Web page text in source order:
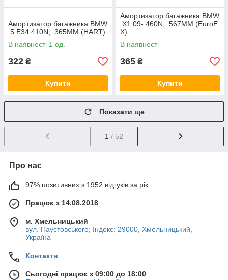
Амортизатор багажника BMW
5 E34 410N, 365MM (HART)
В наявності 1 од.
322 ₴
Купити
Амортизатор багажника BMW
X1 09- 460N, 567MM (EuroE
X)
В наявності
365 ₴
Купити
Показати ще
1 / 52
Про нас
97% позитивних з 1952 відгуків за рік
Працює з 14.08.2018
м. Хмельницький
вул. Паустовського; Індекс: 29000, Хмельницький,
Україна
Контакти
Сьогодні працює з 09:00 до 18:00